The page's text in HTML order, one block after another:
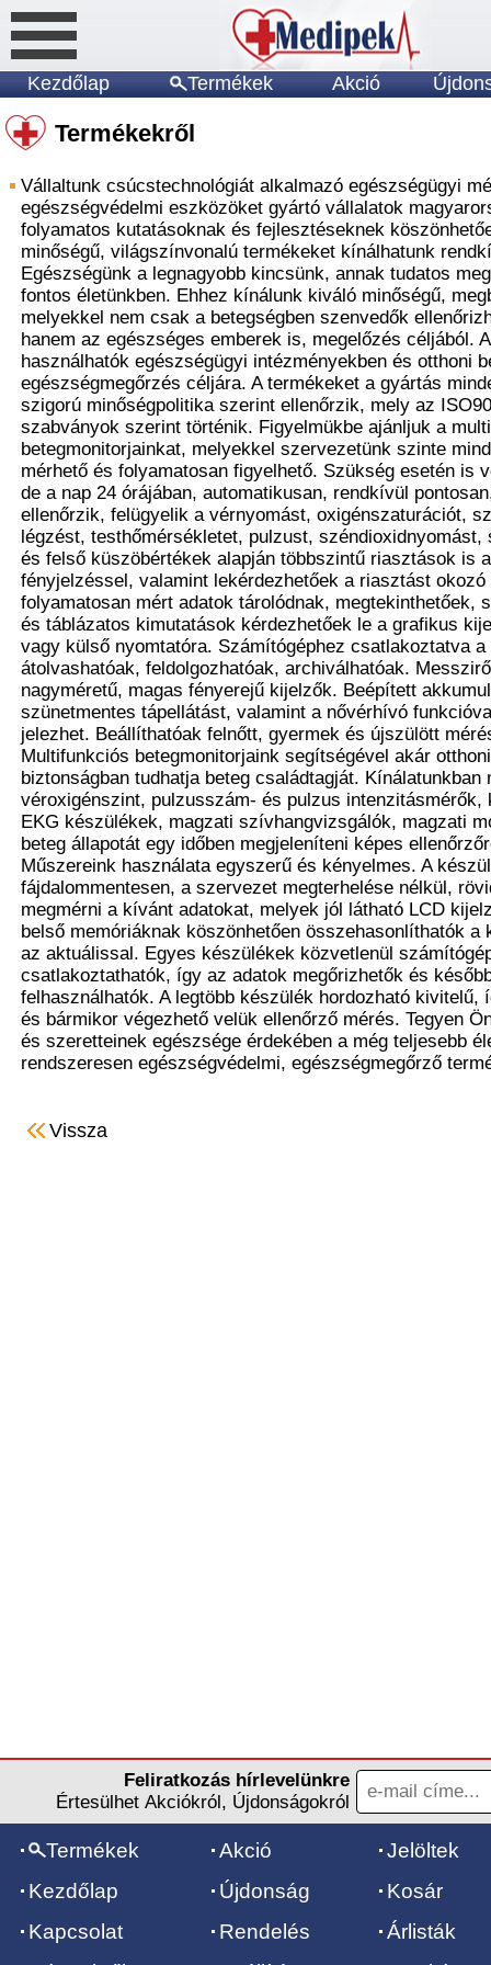
Kezdőlap Termékek Akció
Termékekről
Vállaltunk csúcstechnológiát alkalmazó egészségügyi
egészségvédelmi eszközöket gyártó vállalatok
folyamatos kutatásoknak és fejlesztéseknek
minőségű, világszínvonalú termékeket kínálhatunk
Egészségünk a legnagyobb kincsünk, annak tudatos
fontos életünkben. Ehhez kínálunk kiváló minőségű,
melyekkel nem csak a betegségben szenvedők
hanem az egészséges emberek is, megelőzés céljából.
használhatók egészségügyi intézményekben és otthoni
egészségmegőrzés céljára. A termékeket a gyártás
szigorú minőségpolitika szerint ellenőrzik, mely az
szabványok szerint történik. Figyelmükbe ajánljuk a
betegmonitorjainkat, melyekkel szervezetünk szinte
mérhető és folyamatosan figyelhető. Szükség esetén is
de a nap 24 órájában, automatikusan, rendkívül
ellenőrzik, felügyelik a vérnyomást, oxigénszaturációt,
légzést, testhőmérsékletet, pulzust, széndioxidnyomást,
és felső küszöbértékek alapján többszintű riasztások is
fényjelzéssel, valamint lekérdezhetőek a riasztást okozó
folyamatosan mért adatok tárolódnak, megtekinthetőek,
és táblázatos kimutatások kérdezhetőek le a grafikus
vagy külső nyomtatóra. Számítógéphez csatlakoztatva a
átolvashatóak, feldolgozhatóak, archiválhatóak.
nagyméretű, magas fényerejű kijelzők. Beépített
szünetmentes tápellátást, valamint a nővérhívó
jelezhet. Beállíthatóak felnőtt, gyermek és újszülött
Multifunkciós betegmonitorjaink segítségével akár
biztonságban tudhatja beteg családtagját. Kínálatunkban
véroxigénszint, pulzusszám- és pulzus intenzitásmérők,
EKG készülékek, magzati szívhangvizsgálók, magzati
beteg állapotát egy időben megjeleníteni képes
Műszereink használata egyszerű és kényelmes. A
fájdalommentesen, a szervezet megterhelése nélkül,
megmérni a kívánt adatokat, melyek jól látható LCD
belső memóriáknak köszönhetően összehasonlíthatók a
az aktuálissal. Egyes készülékek közvetlenül
csatlakoztathatók, így az adatok megőrizhetők és
felhasználhatók. A legtöbb készülék hordozható kivitelű,
és bármikor végezhető velük ellenőrző mérés. Tegyen
és szeretteinek egészsége érdekében a még teljesebb
rendszeresen egészségvédelmi, egészségmegőrző
Vissza
Feliratkozás hírlevelünkre
Értesülhet Akciókról, Újdonságokról
Termékek
Kezdőlap
Kapcsolat
Akció
Újdonság
Rendelés
Jelöltek
Kosár
Árlisták